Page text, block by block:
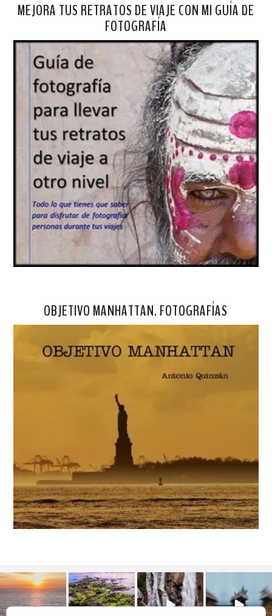
MEJORA TUS RETRATOS DE VIAJE CON MI GUÍA DE
FOTOGRAFÍA
OBJETIVO MANHATTAN. FOTOGRAFÍAS